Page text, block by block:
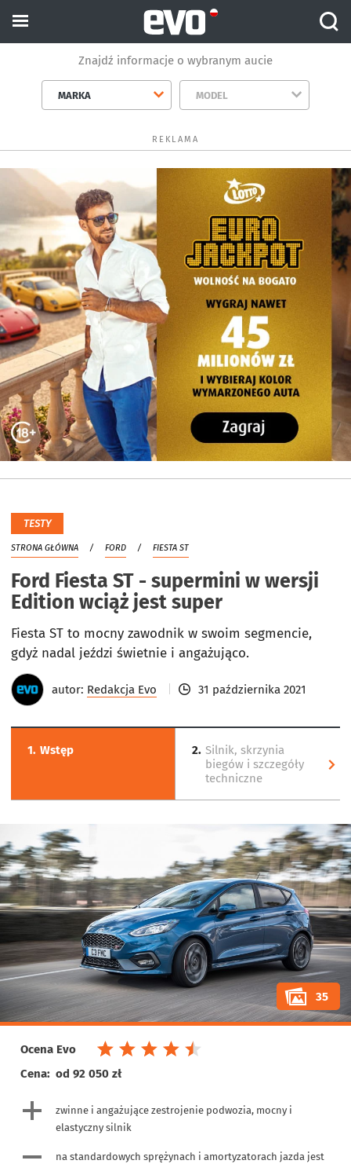
Znajdź informacje o wybranym aucie
MARKA MODEL
REKLAMA
TESTY
STRONA GŁÓWNA FORD FIESTA ST
Ford Fiesta ST - supermini w wersji
Edition wciąż jest super
Fiesta ST to mocny zawodnik w swoim segmencie,
gdyż nadal jeździ świetnie i angażująco.
autor: Redakcja Evo 31 października 2021
1. Wstęp 2. Silnik, skrzynia
biegów i szczegóły
techniczne
35
Ocena Evo
Cena: od 92 050 zł
zwinne i angażujące zestrojenie podwozia, mocny i
elastyczny silnik
na standardowych sprężynach i amortyzatorach jazda jest